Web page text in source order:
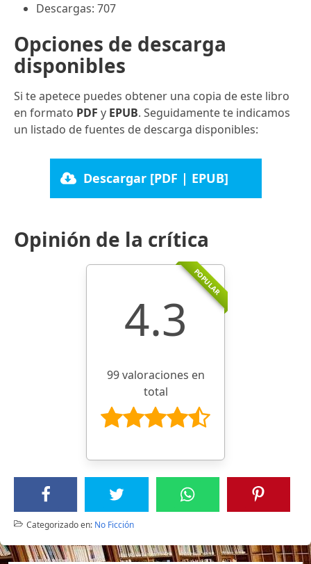
Descargas: 707
Opciones de descarga
disponibles
Si te apetece puedes obtener una copia de este libro
en formato PDF y EPUB. Seguidamente te indicamos
un listado de fuentes de descarga disponibles:
Descargar [PDF | EPUB]
Opinión de la crítica
POPULAR
4.3
99 valoraciones en
total
Categorizado en: No Ficción